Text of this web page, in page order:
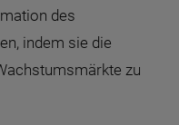
des
indem sie die
zu